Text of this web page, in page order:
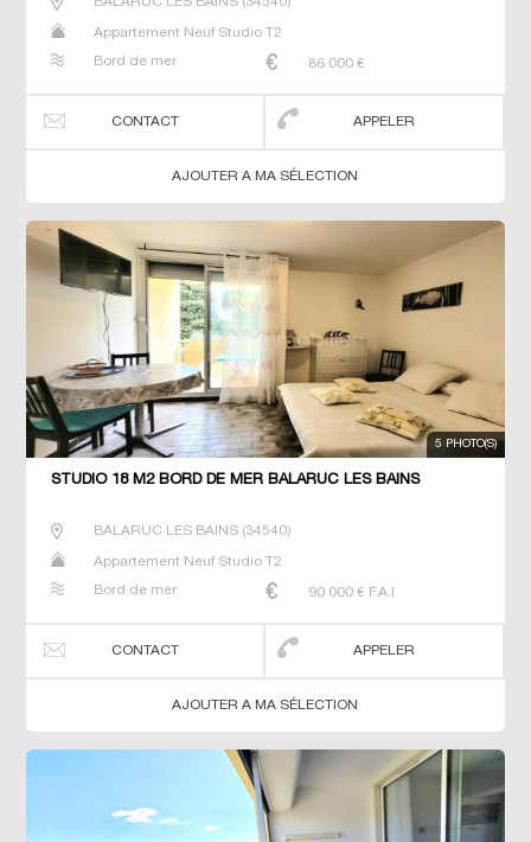
Appartement Neuf Studio T2
Bord de mer 86 000 €
CONTACT APPELER
AJOUTER A MA SÉLECTION
5 PHOTO(S)
STUDIO 18 M2 BORD DE MER BALARUC LES BAINS
BALARUC LES BAINS(34540)
Appartement Neuf Studio T2
Bord de mer 90 000 € F.A.I
CONTACT APPELER
AJOUTER A MA SÉLECTION